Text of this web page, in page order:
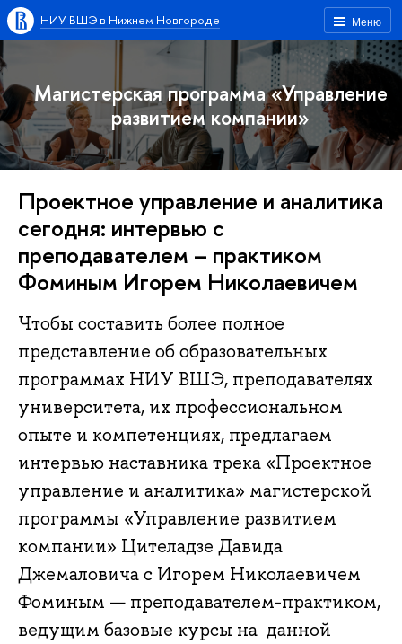
Меню
НИУ ВШЭ в Нижнем Новгороде
Магистерская программа «Управление
развитием компании»
Проектное управление и аналитика
сегодня: интервью с
преподавателем – практиком
Фоминым Игорем Николаевичем
Чтобы составить более полное
представление об образовательных
программах НИУ ВШЭ, преподавателях
университета, их профессиональном
опыте и компетенциях, предлагаем
интервью наставника трека «Проектное
управление и аналитика» магистерской
программы «Управление развитием
компании» Цителадзе Давида
Джемаловича с Игорем Николаевичем
Фоминым — преподавателем-практиком,
ведущим базовые курсы на данной